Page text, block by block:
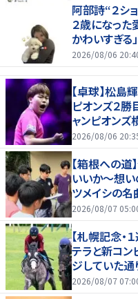
阿部詩“２シ
２歳になった
かわいすぎる」
2026/08/06
【卓球】松
ピオンズ２
ャンピオンズ
2026/08/06
【箱根への道
いいか～想
ツメイシの
を引っ張る…
2026/08/07
【札幌記念・
テラと新コン
ジしていた通
2026/08/07